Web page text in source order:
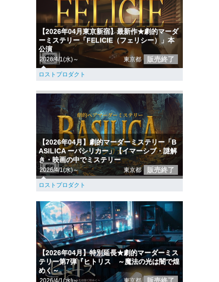
【2026年04月東京新宿】最新作★劇的マーダ
ーミステリー「FELICIE（フェリシー）」本
公演
2026/4/1(水)～ 東京都 販売終了
ロストプロダクト
【2026年04月】劇的マーダーミステリー「B
ASILICA ーバシリカー」【イマーシブ・謎解
き・映画の中でミステリー
2026/4/1(水)～ 東京都 販売終了
ロストプロダクト
【2026年04月】特別延長★劇的マーダーミス
テリー第7弾『ヒトリス ～魔法の光は闇で煌
めく～
2026/4/1(水)～ 東京都